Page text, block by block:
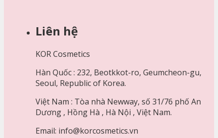
Liên hệ
KOR Cosmetics
Hàn Quốc : 232, Beotkkot-ro, Geumcheon-gu,
Seoul, Republic of Korea.
Việt Nam : Tòa nhà Newway, số 31/76 phố An
Dương , Hồng Hà , Hà Nội , Việt Nam.
Email: info@korcosmetics.vn